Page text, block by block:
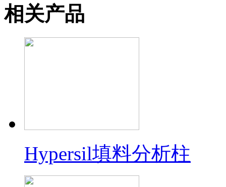
相关产品
Hypersil填料分析柱